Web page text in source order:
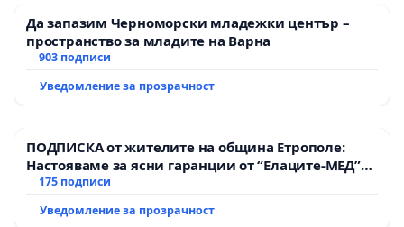
Да запазим Черноморски младежки център –
пространство за младите на Варна
903 подписи
Уведомление за прозрачност
ПОДПИСКА от жителите на община Етрополе:
Настояваме за ясни гаранции от “Елаците-МЕД”
АД и от държавата, че ще се изпълнят всички
175 подписи
Уведомление за прозрачност